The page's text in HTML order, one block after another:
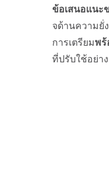
ข้อเสนอแนะ
จด้านความยั่
การเตรียมพร้
ที่ปรับใช้อย่าง